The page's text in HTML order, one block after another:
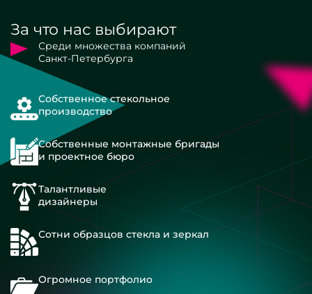
За что нас выбирают
Среди множества компаний
Санкт-Петербурга
Собственное стекольное
производство
Собственные монтажные бригады
и проектное бюро
Талантливые
дизайнеры
Сотни образцов стекла и зеркал
Огромное портфолио